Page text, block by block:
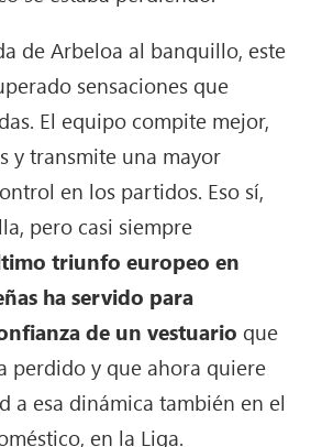
de Arbeloa al banquillo, este
sensaciones que
El equipo compite mejor,
y transmite una mayor
en los partidos. Eso sí,
pero casi siempre
triunfo europeo en
ha servido para
de un vestuario que
perdido y que ahora quiere
a esa dinámica también en el
en la Liga.